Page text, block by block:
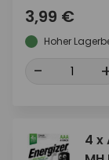
3,99 €
Hoher
-
4 x